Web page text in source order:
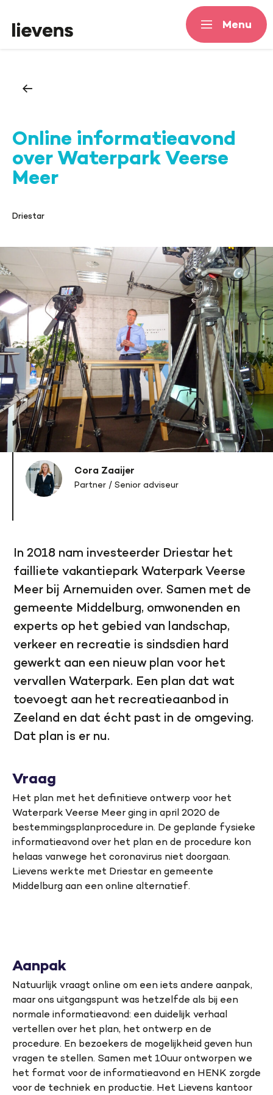
Menu
Menu
Online informatieavond
over Waterpark Veerse
Meer
Driestar
Cora Zaaijer
Partner / Senior adviseur
In 2018 nam investeerder Driestar het
failliete vakantiepark Waterpark Veerse
Meer bij Arnemuiden over. Samen met de
gemeente Middelburg, omwonenden en
experts op het gebied van landschap,
verkeer en recreatie is sindsdien hard
gewerkt aan een nieuw plan voor het
vervallen Waterpark. Een plan dat wat
toevoegt aan het recreatieaanbod in
Zeeland en dat écht past in de omgeving.
Dat plan is er nu.
Vraag
Het plan met het definitieve ontwerp voor het
Waterpark Veerse Meer ging in april 2020 de
bestemmingsplanprocedure in. De geplande fysieke
informatieavond over het plan en de procedure kon
helaas vanwege het coronavirus niet doorgaan.
Lievens werkte met Driestar en gemeente
Middelburg aan een online alternatief.
Aanpak
Natuurlijk vraagt online om een iets andere aanpak,
maar ons uitgangspunt was hetzelfde als bij een
normale informatieavond: een duidelijk verhaal
vertellen over het plan, het ontwerp en de
procedure. En bezoekers de mogelijkheid geven hun
vragen te stellen. Samen met 10uur ontworpen we
het format voor de informatieavond en HENK zorgde
voor de techniek en productie. Het Lievens kantoor